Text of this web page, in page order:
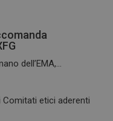
dell’EMA,...